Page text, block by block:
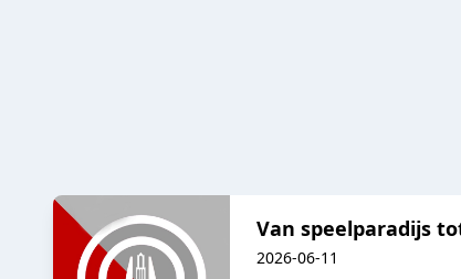
Van speelparadijs
2026-06-11